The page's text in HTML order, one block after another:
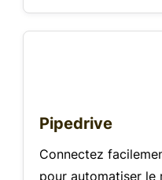
Pipedrive
Connectez
pour automatiser le